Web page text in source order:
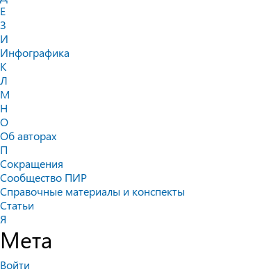
Е
З
И
Инфографика
К
Л
М
Н
О
Об авторах
П
Сокращения
Сообщество ПИР
Справочные материалы и конспекты
Статьи
Я
Мета
Войти